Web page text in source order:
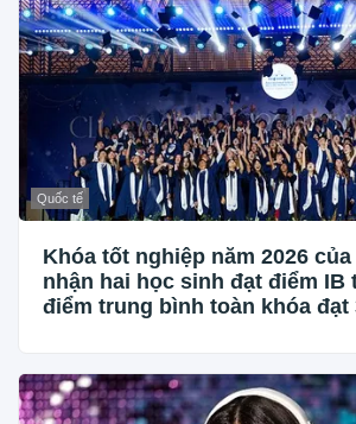
Quốc tế
Khóa tốt nghiệp năm 2026 của
nhận hai học sinh đạt điểm IB
điểm trung bình toàn khóa đạt